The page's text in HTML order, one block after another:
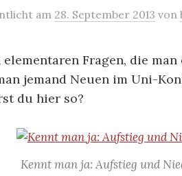
am 28. September 2013 von
elementaren Fragen, die
jemand Neuen im Uni-
du hier so?
Kennt man ja: Aufstieg und